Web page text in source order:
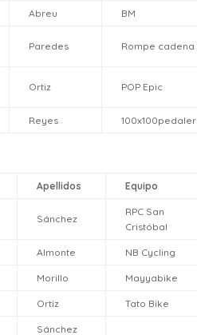
Abreu BM
Paredes Rompe cadena
Ortiz POP Epic
Reyes
Apellidos Equipo
Sánchez
RPC San
Cristóbal
Almonte NB Cycling
Morillo Mayyabike
Ortiz Tato Bike
Sánchez